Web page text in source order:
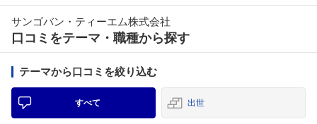
サンゴバン・ティーエム株式会社
口コミをテーマ・職種から探す
テーマから口コミを絞り込む
すべて 出世